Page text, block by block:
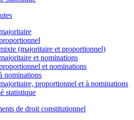
(majoritaire et proportionnel)
et nominations
et nominations
nominations
proportionnel et à nominations
statistique
de droit constitutionnel